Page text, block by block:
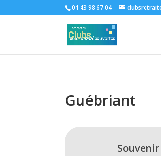
01 43 98 67 04
Guébriant